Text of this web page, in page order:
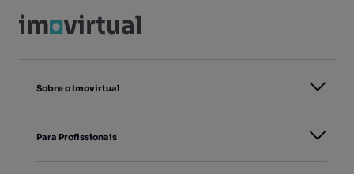
Sobre o Imovirtual
Para Profissionais